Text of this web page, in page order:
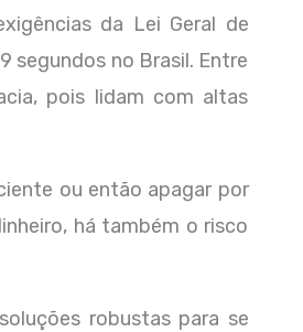
da Lei Geral de
segundos no Brasil. Entre
pois lidam com altas
ou então apagar por
há também o risco
robustas para se